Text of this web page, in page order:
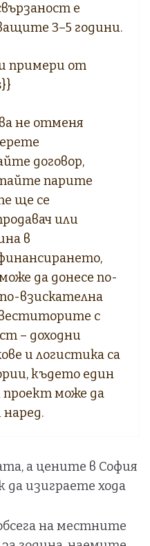
е
3–5 години.
примери от
не отменя
договор,
парите
ще се
или
в
да донесе по-
взискателна
с
– доходни
и логистика са
където един
може да
наред.
а цените в София
да изиграете хода
на местните